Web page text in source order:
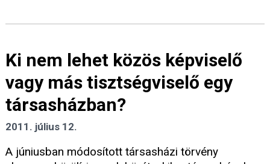
Ki nem lehet közös képviselő
vagy más tisztségviselő egy
társasházban?
2011. július 12.
A júniusban módosított társasházi törvény